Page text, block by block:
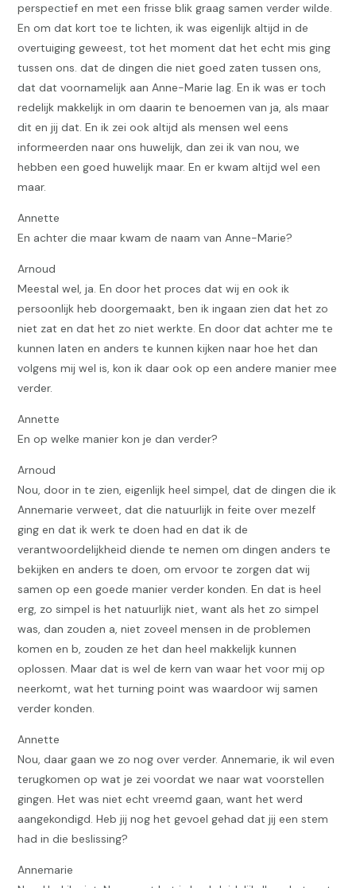
perspectief en met een frisse blik graag samen verder wilde.
En om dat kort toe te lichten, ik was eigenlijk altijd in de
overtuiging geweest, tot het moment dat het echt mis ging
tussen ons. dat de dingen die niet goed zaten tussen ons,
dat dat voornamelijk aan Anne-Marie lag. En ik was er toch
redelijk makkelijk in om daarin te benoemen van ja, als maar
dit en jij dat. En ik zei ook altijd als mensen wel eens
informeerden naar ons huwelijk, dan zei ik van nou, we
hebben een goed huwelijk maar. En er kwam altijd wel een
maar.
Annette
En achter die maar kwam de naam van Anne-Marie?
Arnoud
Meestal wel, ja. En door het proces dat wij en ook ik
persoonlijk heb doorgemaakt, ben ik ingaan zien dat het zo
niet zat en dat het zo niet werkte. En door dat achter me te
kunnen laten en anders te kunnen kijken naar hoe het dan
volgens mij wel is, kon ik daar ook op een andere manier mee
verder.
Annette
En op welke manier kon je dan verder?
Arnoud
Nou, door in te zien, eigenlijk heel simpel, dat de dingen die ik
Annemarie verweet, dat die natuurlijk in feite over mezelf
ging en dat ik werk te doen had en dat ik de
verantwoordelijkheid diende te nemen om dingen anders te
bekijken en anders te doen, om ervoor te zorgen dat wij
samen op een goede manier verder konden. En dat is heel
erg, zo simpel is het natuurlijk niet, want als het zo simpel
was, dan zouden a, niet zoveel mensen in de problemen
komen en b, zouden ze het dan heel makkelijk kunnen
oplossen. Maar dat is wel de kern van waar het voor mij op
neerkomt, wat het turning point was waardoor wij samen
verder konden.
Annette
Nou, daar gaan we zo nog over verder. Annemarie, ik wil even
terugkomen op wat je zei voordat we naar wat voorstellen
gingen. Het was niet echt vreemd gaan, want het werd
aangekondigd. Heb jij nog het gevoel gehad dat jij een stem
had in die beslissing?
Annemarie